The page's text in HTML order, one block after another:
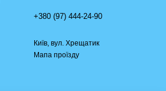
+380 (97) 444-24-90
Київ, вул. Хрещатик
Мапа проїзду